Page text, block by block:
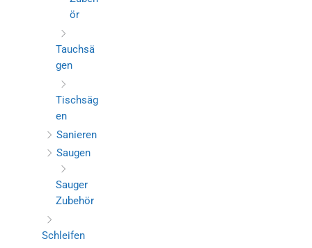
ör
Tauchsä
gen
Tischsäg
en
Sanieren
Saugen
Sauger
Zubehör
Schleifen